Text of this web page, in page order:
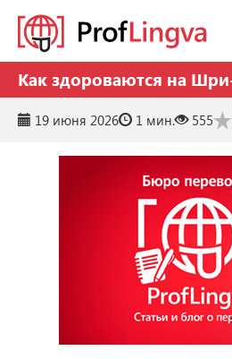
Как здороваются на
19 июня 2026 1 мин. 555